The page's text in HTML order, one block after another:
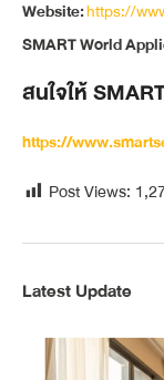
Website:https://
SMART World
สนใจให้
https://
Post Views:
Latest Update